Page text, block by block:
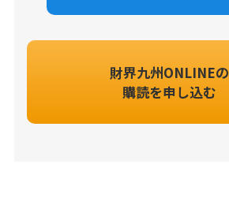
財界九州ONLINEの
購読を申し込む